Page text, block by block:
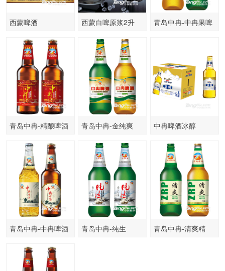
西蒙啤酒 西蒙白啤原浆2升
青岛中冉-中冉果啤
青岛中冉-精酿啤酒
青岛中冉-金纯爽
中冉啤酒冰醇
青岛中冉-中冉啤酒
青岛中冉-纯生
青岛中冉-清爽精